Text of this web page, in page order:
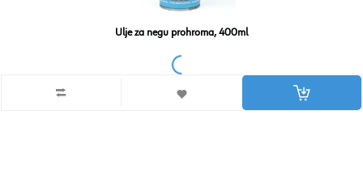
Ulje za negu prohroma, 400ml